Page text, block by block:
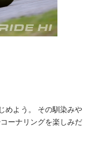
めよう。 その馴染みや
ーナリングを楽しみだ